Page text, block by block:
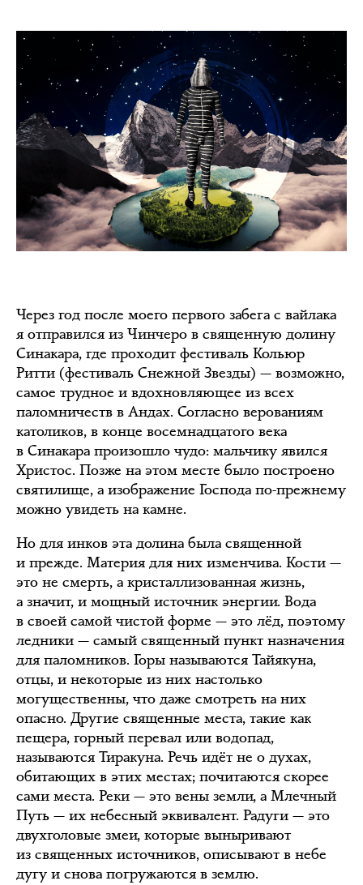
Через год после моего первого забега с вайлака
я отправился из Чинчеро в священную долину
Синакара, где проходит фестиваль Кольюр
Ритти (фестиваль Снежной Звезды) — возможно,
самое трудное и вдохновляющее из всех
паломничеств в Андах. Согласно верованиям
католиков, в конце восемнадцатого века
в Синакара произошло чудо: мальчику явился
Христос. Позже на этом месте было построено
святилище, а изображение Господа по-прежнему
можно увидеть на камне.
Но для инков эта долина была священной
и прежде. Материя для них изменчива. Кости —
это не смерть, а кристаллизованная жизнь,
а значит, и мощный источник энергии. Вода
в своей самой чистой форме — это лёд, поэтому
ледники — самый священный пункт назначения
для паломников. Горы называются Тайякуна,
отцы, и некоторые из них настолько
могущественны, что даже смотреть на них
опасно. Другие священные места, такие как
пещера, горный перевал или водопад,
называются Тиракуна. Речь идёт не о духах,
обитающих в этих местах; почитаются скорее
сами места. Реки — это вены земли, а Млечный
Путь — их небесный эквивалент. Радуги — это
двухголовые змеи, которые выныривают
из священных источников, описывают в небе
дугу и снова погружаются в землю.